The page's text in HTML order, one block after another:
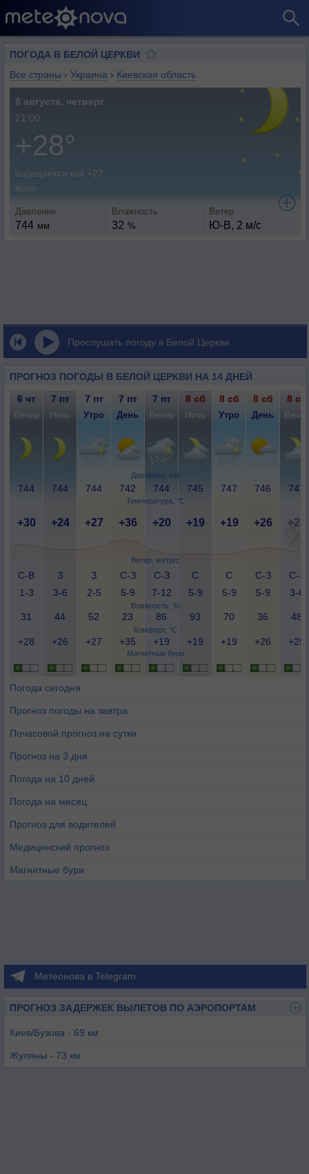
ПОГОДА В БЕЛОЙ ЦЕРКВИ
Все страны › Украина › Киевская область
6 августа, четверг
21:00
+28°
ощущается как +27
ясно
Давление
744 мм
Влажность
32 %
Ветер
Ю-В, 2 м/с
Прослушать погоду в Белой Церкви
ПРОГНОЗ ПОГОДЫ В БЕЛОЙ ЦЕРКВИ НА 14 ДНЕЙ
Давление, мм
Температура, °C
Ветер, метр/с
Влажность, %
Комфорт, °C
Магнитные бури
6 чт 7 пт 7 пт 7 пт 7 пт 8 сб 8 сб 8 сб 8 сб
Вечер Ночь Утро День Вечер Ночь Утро День Вечер
744 744 744 742 744 745 747 746 747
+30 +24 +27 +36 +20 +19 +19 +26 +21
С-В
1-3
З
3-6
З
2-5
С-З
5-9
С-З
7-12
С
5-9
С
5-9
С-З
5-9
С-З
3-6
31 44 52 23 86 93 70 36 48
+28 +26 +27 +35 +19 +19 +19 +26 +25
Погода сегодня
Прогноз погоды на завтра
Почасовой прогноз на сутки
Прогноз на 3 дня
Погода на 10 дней
Погода на месяц
Прогноз для водителей
Медицинский прогноз
Магнитные бури
Метеонова в Telegram
ПРОГНОЗ ЗАДЕРЖЕК ВЫЛЕТОВ ПО АЭРОПОРТАМ
Киев/Бузова - 69 км
Жуляны - 73 км